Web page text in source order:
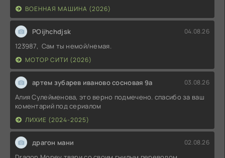
ВОЕННАЯ МАШИНА (2026)
POijhchdjsk 04.08.26
123987, Сам ты немой/немая.
МОТОР СИТИ (2026)
артем зубарев иваново сосновая 9а 03.08.26
Алия Сулейменова, это верно подмечено. спасибо за ваш
коментарий под сериалом
ЛИХИЕ (2024-2025)
драгон мани 02.08.26